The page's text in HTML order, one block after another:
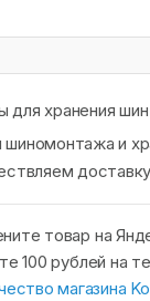
для хранения
шиномонтажа и
товар на
100 рублей на